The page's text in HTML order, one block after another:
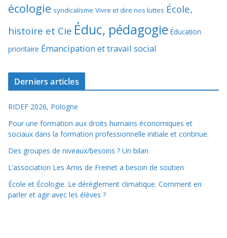
écologie syndicalisme Vivre et dire nos luttes École,
histoire et Cie Éduc, pédagogie Éducation
prioritaire Émancipation et travail social
Derniers articles
RIDEF 2026, Pologne
Pour une formation aux droits humains économiques et
sociaux dans la formation professionnelle initiale et continue.
Des groupes de niveaux/besoins ? Un bilan
L’association Les Amis de Freinet a besoin de soutien
École et Écologie. Le dérèglement climatique. Comment en
parler et agir avec les élèves ?